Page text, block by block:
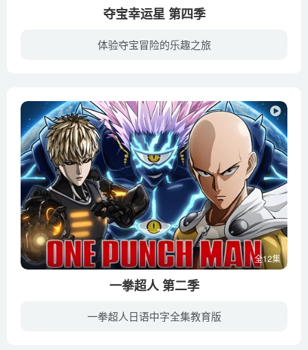
夺宝幸运星 第四季
体验夺宝冒险的乐趣之旅
全12集
一拳超人 第二季
一拳超人日语中字全集教育版